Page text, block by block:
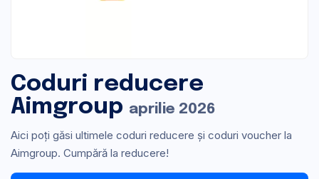
Coduri reducere
Aimgroup aprilie 2026
Aici poți găsi ultimele coduri reducere și coduri voucher la
Aimgroup. Cumpără la reducere!